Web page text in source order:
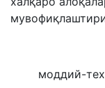
моддий-